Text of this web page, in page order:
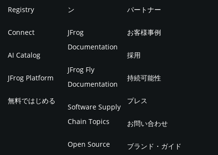
Registry
Connect
AI Catalog
JFrog Platform
無料ではじめる
ン
JFrog
Documentation
JFrog Fly
Documentation
Software Supply
Chain Topics
Open Source
パートナー
お客様事例
採用
持続可能性
プレス
お問い合わせ
ブランド・ガイド